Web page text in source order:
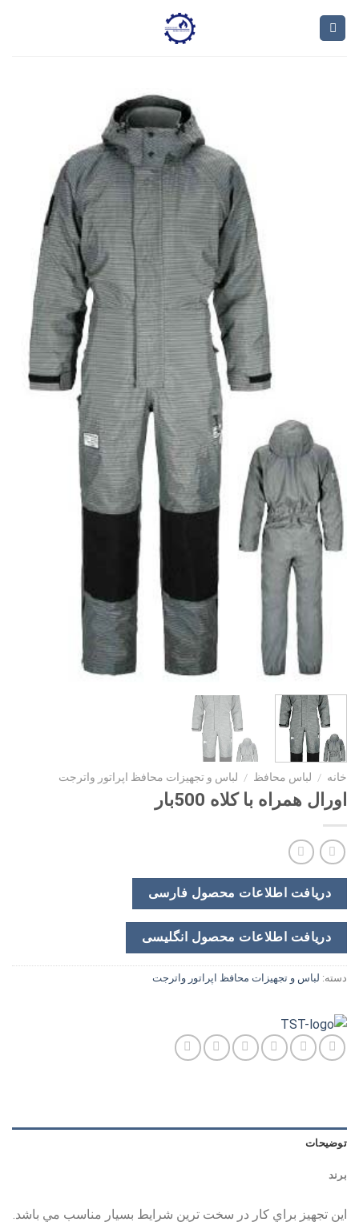
خانه / لباس محافظ / لباس و تجهیزات محافظ اپراتور واترجت
اورال همراه با کلاه 500بار
دریافت اطلاعات محصول فارسی
دریافت اطلاعات محصول انگلیسی
دسته: لباس و تجهیزات محافظ اپراتور واترجت
توضیحات
برند
اين تجهيز براي كار در سخت ترين شرايط بسيار مناسب مي باشد.